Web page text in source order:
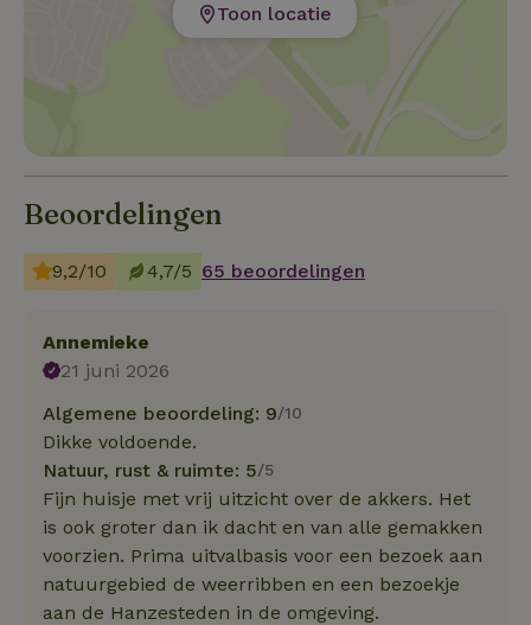
Toon locatie
Beoordelingen
9,2/10 4,7/5 65 beoordelingen
Annemieke
21 juni 2026
Algemene beoordeling: 9/10
Dikke voldoende.
Natuur, rust & ruimte: 5/5
Fijn huisje met vrij uitzicht over de akkers. Het
is ook groter dan ik dacht en van alle gemakken
voorzien. Prima uitvalbasis voor een bezoek aan
natuurgebied de weerribben en een bezoekje
aan de Hanzesteden in de omgeving.